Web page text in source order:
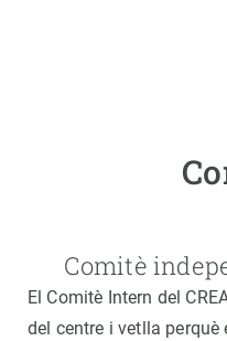
Comitè
El Comitè Intern del
del centre i vetlla